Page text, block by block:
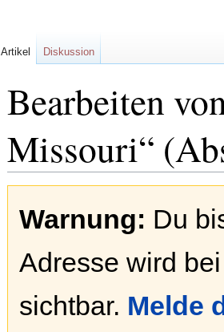
Bearbeiten
Missouri“
Navigation
springen
Suche
springen
Warnung: Du
Adresse wird
sichtbar. Melde
Artikel Diskussion